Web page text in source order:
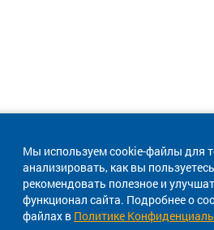
Мы используем cookie-файлы для
анализировать, как вы
рекомендовать полезное и
функционал сайта. Подробнее о
файлах в Политике
Техническая поддержка
8 800 600-03-